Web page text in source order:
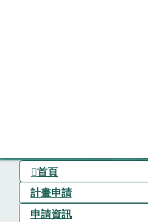
首頁
計畫申請
申請資訊